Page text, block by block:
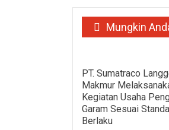
Mungkin
PT. Sumatraco
Makmur
Kegiatan Usaha
Garam Sesuai
Berlaku